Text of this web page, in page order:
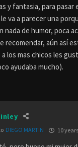
y fantasia, para pasar
va a parecer una
nada de humor, poca
recomendar, aún así
los mas chicos les
ayudaba mucho).
DIEGO MARTIN 10